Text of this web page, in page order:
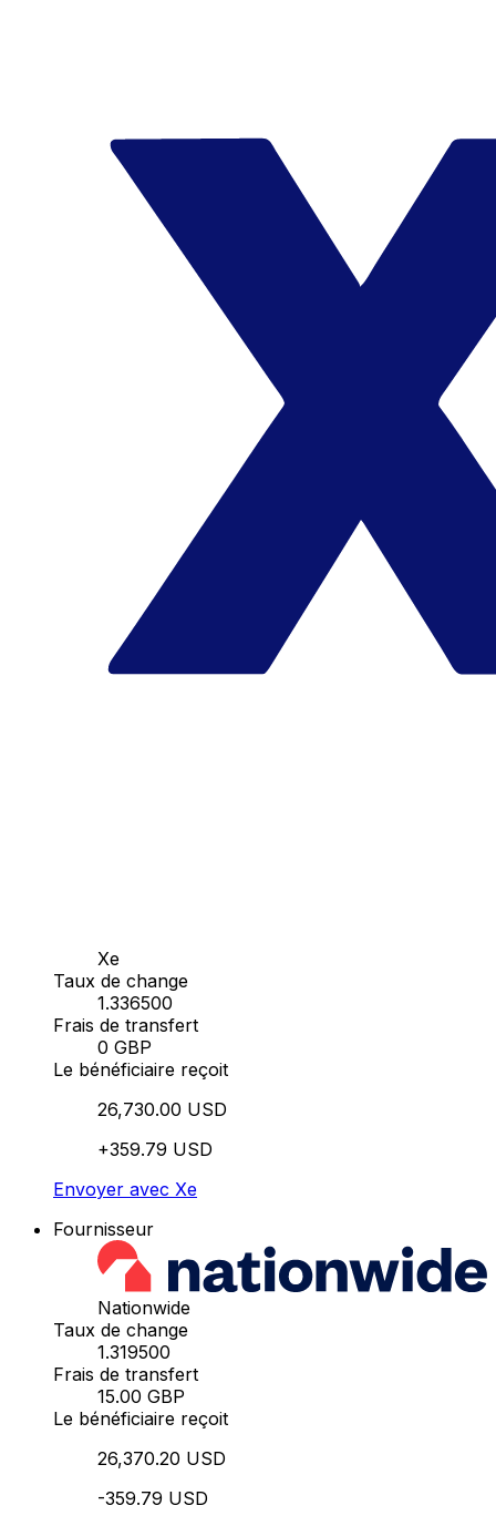
Xe
Taux de change
1.336500
Frais de transfert
0 GBP
Le bénéficiaire reçoit
26,730.00 USD
+359.79 USD
Envoyer avec Xe
Fournisseur
Nationwide
Taux de change
1.319500
Frais de transfert
15.00 GBP
Le bénéficiaire reçoit
26,370.20 USD
-359.79 USD